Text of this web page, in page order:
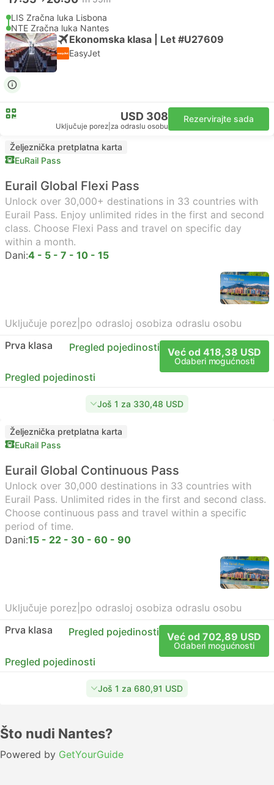
LIS Zračna luka Lisbona
NTE Zračna luka Nantes
Ekonomska klasa | Let #U27609
EasyJet
USD 308
Uključuje porez za odraslu osobu
Rezervirajte sada
Željeznička pretplatna karta
EuRail Pass
Eurail Global Flexi Pass
Unlock over 30,000+ destinations in 33 countries with
Eurail Pass. Enjoy unlimited rides in the first and second
class. Choose Flexi Pass and travel on specific day
within a month.
Dani:4 - 5 - 7 - 10 - 15
Uključuje porez po odrasloj osobiza odraslu osobu
Prva klasa
Pregled pojedinosti Već od 418,38 USD
Odaberi mogućnosti
Pregled pojedinosti
Još 1 za 330,48 USD
Željeznička pretplatna karta
EuRail Pass
Eurail Global Continuous Pass
Unlock over 30,000 destinations in 33 countries with
Eurail Pass. Unlimited rides in the first and second class.
Choose continuous pass and travel within a specific
period of time.
Dani:15 - 22 - 30 - 60 - 90
Uključuje porez po odrasloj osobiza odraslu osobu
Prva klasa
Pregled pojedinosti Već od 702,89 USD
Odaberi mogućnosti
Pregled pojedinosti
Još 1 za 680,91 USD
Što nudi Nantes?
Powered by GetYourGuide